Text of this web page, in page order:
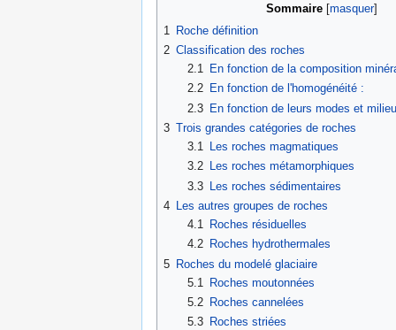
Sommaire [masquer]
1
Roche définition
2 Classification des roches
2.1
En fonction de la composition
2.2
En fonction de l'homogénéité :
2.3 En fonction de leurs modes et
3 Trois grandes catégories de roches
3.1
Les roches magmatiques
3.2
Les roches métamorphiques
3.3 Les roches sédimentaires
4
Les autres groupes de roches
4.1
Roches résiduelles
4.2
Roches hydrothermales
5 Roches du modelé glaciaire
5.1
Roches moutonnées
5.2
Roches cannelées
5.3
Roches striées